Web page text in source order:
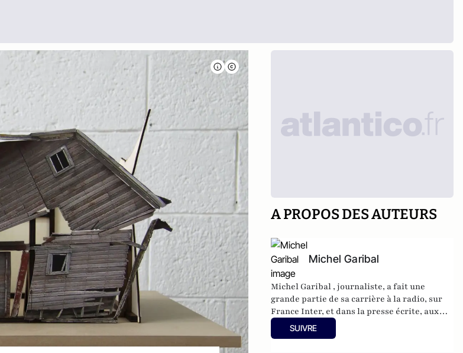
A PROPOS DES AUTEURS
Michel Garibal
Michel Garibal , journaliste, a fait une
grande partie de sa carrière à la radio, sur
France Inter, et dans la presse écrite, aux
Échos et au Figaro Magazine.
SUIVRE